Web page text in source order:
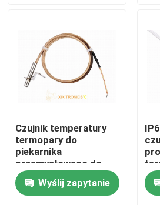
Łączność
Produkty
Czujnik temperatury NTC
Medyczne sondy temperatury
Samochodowy czujnik
Czujnik temperatury
termopary do
piekarnika
przemysłowego do
grilla piekarnik
elektryczny
Wyślij zapytanie